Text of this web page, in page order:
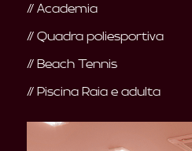
// Academia
// Quadra poliesportiva
// Beach Tennis
// Piscina Raia e adulta